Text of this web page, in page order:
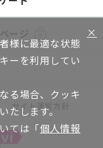
サイト運営方針
×
様に最適な状態
ーを利用してい
る場合、クッキ
たします。
ては「個人情報